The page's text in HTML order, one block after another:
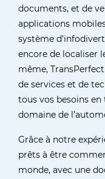
documents, et de
applications
système
encore de localiser
même,
de services et de
tous vos besoins
domaine de
Grâce à notre
prêts à être
monde, avec une